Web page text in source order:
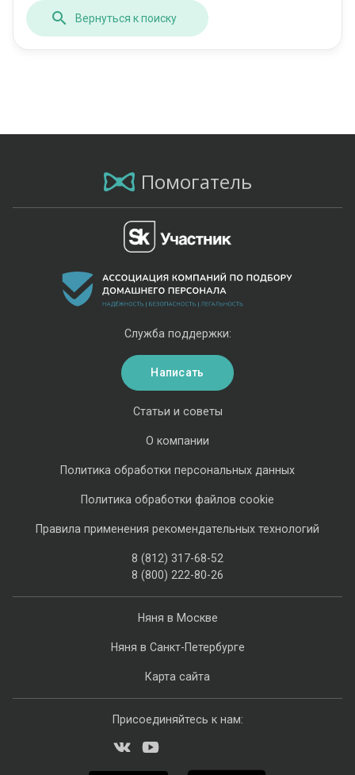
Вернуться к поиску
Помогатель
Няня в Москве
Няня в Санкт-Петербурге
Карта сайта
Статьи и советы
О компании
Политика обработки персональных данных
Политика обработки файлов cookie
Правила применения рекомендательных технологий
8 (812) 317-68-52
8 (800) 222-80-26
Служба поддержки:
Написать
Присоединяйтесь к нам: